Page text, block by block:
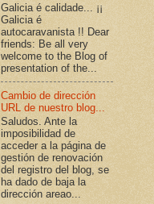
Galicia é calidade... ¡¡
Galicia é
autocaravanista !! Dear
friends: Be all very
welcome to the Blog of
presentation of the...
Cambio de dirección
URL de nuestro blog...
Saludos. Ante la
imposibilidad de
acceder a la página de
gestión de renovación
del registro del blog, se
ha dado de baja la
dirección areao...